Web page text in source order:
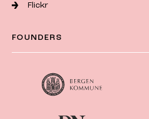
Flickr
FOUNDERS